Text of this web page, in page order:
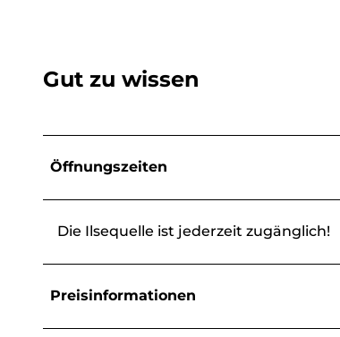
Gut zu wissen
Öffnungszeiten
Die Ilsequelle ist jederzeit zugänglich!
Preisinformationen